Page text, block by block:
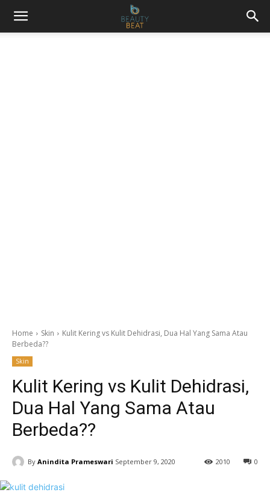
Home Skin
Kulit Kering vs Kulit Dehidrasi, Dua Hal Yang Sama Atau
Berbeda??
Skin
Kulit Kering vs Kulit Dehidrasi,
Dua Hal Yang Sama Atau
Berbeda??
By Anindita Prameswari September 9, 2020 0
2010